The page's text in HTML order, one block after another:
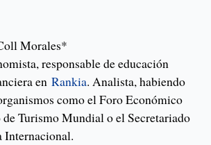
Morales*
responsable de educación
en Rankia. Analista, habiendo
como el Foro Económico
Turismo Mundial o el Secretariado
Internacional.